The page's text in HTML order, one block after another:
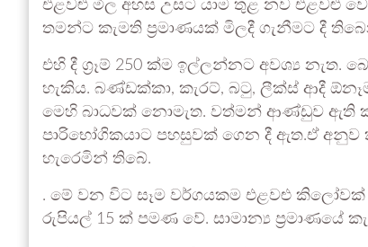
එළවළු මිල අහස උසට යාම තුළ නව එළවළු
තමන්ට කැමති ප්‍රමාණයක් මිලදී ගැනීමට දී
එහි දී ග්‍රෑම් 250 ක්ම ඉල්ලන්නට අවශ්‍ය
හැකිය. බණ්ඩක්කා, කැරට්, බටු, ලීක්ස් ආදී
මෙහි බාධවක් නොමැත. වත්මන් ආණ්ඩුව ඇති
පාරිභෝගිකයාට පහසුවක් ගෙන දී ඇත.ඒ අනුව
හැරෙමින් තිබේ.
. මේ වන විට සෑම වර්ගයකම එළවළු
රුපියල් 15 ක් පමණ වේ. සාමාන්‍ය ප්‍රමාණයේ